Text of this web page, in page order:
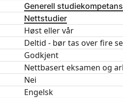
Generell
Nettstudier
Høst eller vår
Deltid - bør tas over fire
Godkjent
Nettbasert eksamen og
Nei
Engelsk